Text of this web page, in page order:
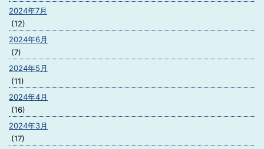
2024年7月
(12)
2024年6月
(7)
2024年5月
(11)
2024年4月
(16)
2024年3月
(17)